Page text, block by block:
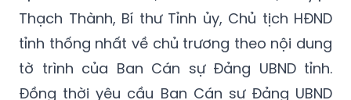
tờ trình của Ban Cán sự Đảng UBND tỉnh.
Đồng thời yêu cầu Ban Cán sự Đảng UBND
tỉnh tập trung chỉ đạo UBND tỉnh và các sở
ngành liên quan hoàn chỉnh các thủ tục cần